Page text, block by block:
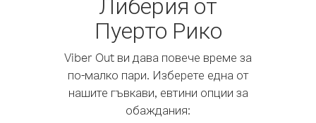
Пуерто Рико
Viber Out ви дава повече време за
по-малко пари. Изберете една от
нашите гъвкави, евтини опции за
обаждания: